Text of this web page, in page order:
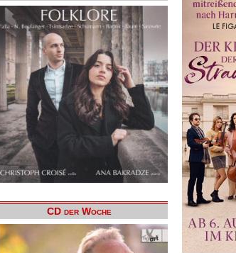
CD der Woche